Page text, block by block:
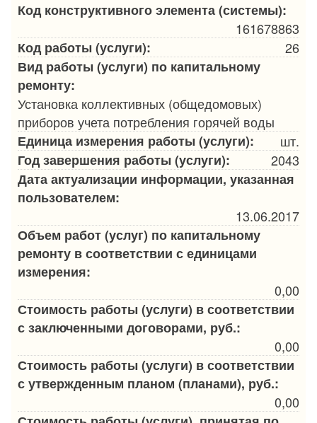
Код конструктивного элемента (системы):
161678863
Код работы (услуги):
26
Вид работы (услуги) по капитальному
ремонту:
Установка коллективных (общедомовых)
приборов учета потребления горячей воды
Единица измерения работы (услуги):
шт.
Год завершения работы (услуги):
2043
Дата актуализации информации, указанная
пользователем:
13.06.2017
Объем работ (услуг) по капитальному
ремонту в соответствии с единицами
измерения:
0,00
Стоимость работы (услуги) в соответствии
с заключенными договорами, руб.:
0,00
Стоимость работы (услуги) в соответствии
с утвержденным планом (планами), руб.:
0,00